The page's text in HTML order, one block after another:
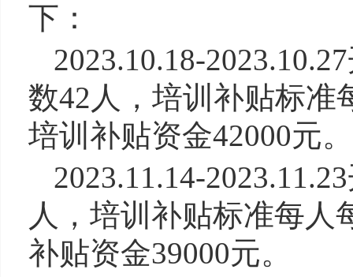
下：
2023.10.18-
数42人，培训补贴标准
培训补贴资金42000元。
2023.11.14-
人，培训补贴标准每人
补贴资金39000元。